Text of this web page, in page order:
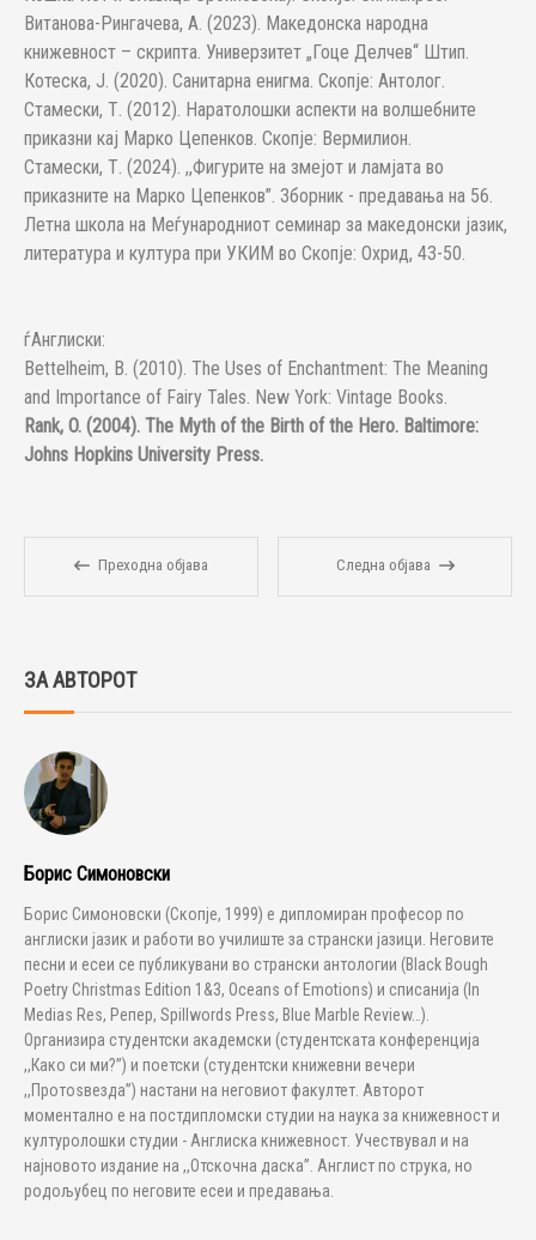
Витанова-Рингачева, А. (2023). Македонска народна
книжевност – скрипта. Универзитет „Гоце Делчев“ Штип.
Котеска, Ј. (2020). Санитарна енигма. Скопје: Антолог.
Стамески, Т. (2012). Наратолошки аспекти на волшебните
приказни кај Марко Цепенков. Скопје: Вермилион.
Стамески, Т. (2024). ,,Фигурите на змејот и ламјата во
приказните на Марко Цепенков”. Зборник - предавања на 56.
Летна школа на Меѓународниот семинар за македонски јазик,
литература и култура при УКИМ во Скопје: Охрид, 43-50.
ѓАнглиски:
Bettelheim, B. (2010). The Uses of Enchantment: The Meaning
and Importance of Fairy Tales. New York: Vintage Books.
Rank, O. (2004). The Myth of the Birth of the Hero. Baltimore:
Johns Hopkins University Press.
Преходна објава Следна објава
ЗА АВТОРОТ
Борис Симоновски
Борис Симоновски (Скопје, 1999) е дипломиран професор по
англиски јазик и работи во училиште за странски јазици. Неговите
песни и есеи се публикувани во странски антологии (Black Bough
Poetry Christmas Edition 1&3, Oceans of Emotions) и списанија (In
Medias Res, Репер, Spillwords Press, Blue Marble Review…).
Организира студентски академски (студентската конференција
,,Како си ми?”) и поетски (студентски книжевни вечери
,,Протоѕвезда”) настани на неговиот факултет. Авторот
моментално е на постдипломски студии на наука за книжевност и
културолошки студии - Англиска книжевност. Учествувал и на
најновото издание на ,,Отскочна даска”. Англист по струка, но
родољубец по неговите есеи и предавања.